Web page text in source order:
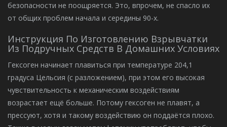
безопасности не поощряется. Это, впрочем, не спасло их
от общих проблем начала и середины 90-х.
Инструкция По Изготовлению Взрывчатки
Из Подручных Средств В Домашних Условиях
Гексоген начинает плавиться при температуре 204,1
градуса Цельсия (с разложением), при этом его высокая
чувствительность к механическим воздействиям
возрастает ещё больше. Потому гексоген не плавят, а
прессуют, хотя и такому воздействию он поддаётся плохо.